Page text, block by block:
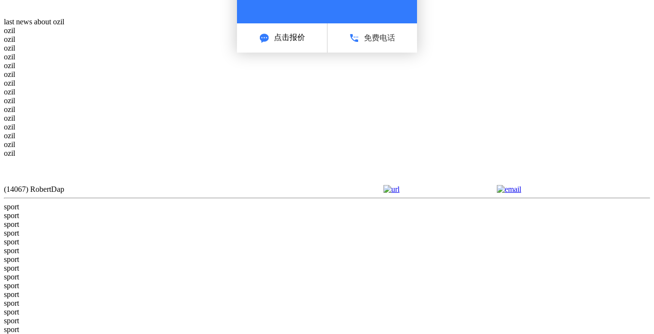
last news about ozil
ozil
ozil
ozil
ozil
ozil
ozil
ozil
ozil
ozil
ozil
ozil
ozil
ozil
ozil
ozil
(14067) RobertDap
sport
sport
sport
sport
sport
sport
sport
sport
sport
sport
sport
sport
sport
sport
sport